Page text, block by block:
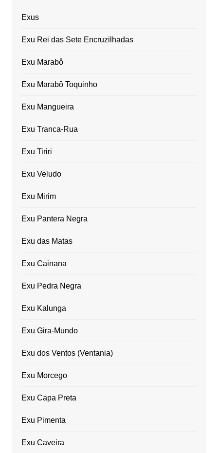
Exus
Exu Rei das Sete Encruzilhadas
Exu Marabô
Exu Marabô Toquinho
Exu Mangueira
Exu Tranca-Rua
Exu Tiriri
Exu Veludo
Exu Mirim
Exu Pantera Negra
Exu das Matas
Exu Cainana
Exu Pedra Negra
Exu Kalunga
Exu Gira-Mundo
Exu dos Ventos (Ventania)
Exu Morcego
Exu Capa Preta
Exu Pimenta
Exu Caveira